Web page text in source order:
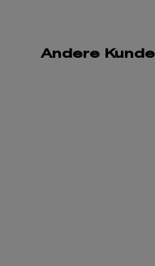
Andere